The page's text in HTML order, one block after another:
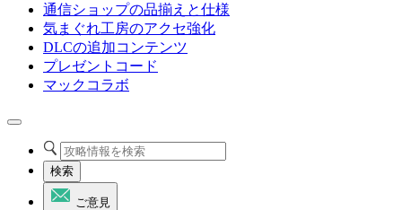
通信ショップの品揃えと仕様
気まぐれ工房のアクセ強化
DLCの追加コンテンツ
プレゼントコード
マックコラボ
検索
ご意見